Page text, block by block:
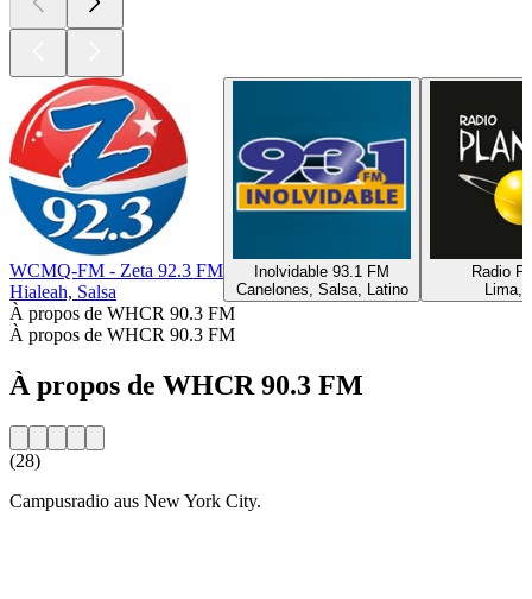
WCMQ-FM - Zeta 92.3 FM
Hialeah, Salsa
Inolvidable 93.1 FM
Canelones, Salsa, Latino
Radio
Lima,
À propos de WHCR 90.3 FM
À propos de WHCR 90.3 FM
À propos de WHCR 90.3 FM
(28)
Campusradio aus New York City.